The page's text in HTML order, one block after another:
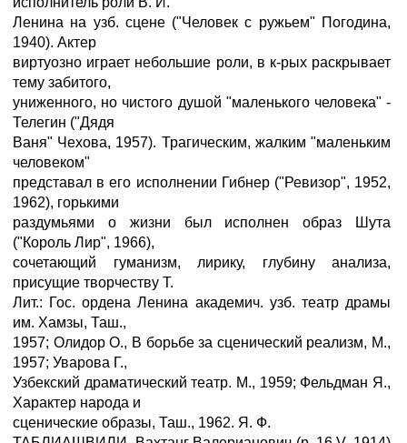
Ленина на узб. сцене ("Человек с ружьем" Погодина,
1940). Актер
виртуозно играет небольшие роли, в к-рых раскрывает
тему забитого,
униженного, но чистого душой "маленького человека" -
Телегин ("Дядя
Ваня" Чехова, 1957). Трагическим, жалким "маленьким
человеком"
представал в его исполнении Гибнер ("Ревизор", 1952,
1962), горькими
раздумьями о жизни был исполнен образ Шута
("Король Лир", 1966),
сочетающий гуманизм, лирику, глубину анализа,
присущие творчеству Т.
Лит.: Гос. ордена Ленина академич. узб. театр драмы
им. Хамзы, Таш.,
1957; Олидор О., В борьбе за сценический реализм, М.,
1957; Уварова Г.,
Узбекский драматический театр. М., 1959; Фельдман Я.,
Характер народа и
сценические образы, Таш., 1962. Я. Ф.